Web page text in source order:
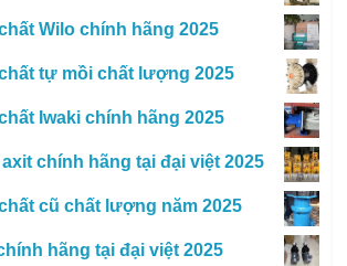
Wilo chính hãng 2025
tự mồi chất lượng 2025
Iwaki chính hãng 2025
chính hãng tại đại việt 2025
cũ chất lượng năm 2025
hãng tại đại việt 2025